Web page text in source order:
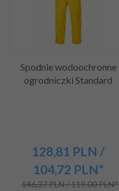
Spodnie wodoochronne
ogrodniczki Standard
128,81 PLN /
104,72 PLN*
146,37 PLN / 119,00 PLN*